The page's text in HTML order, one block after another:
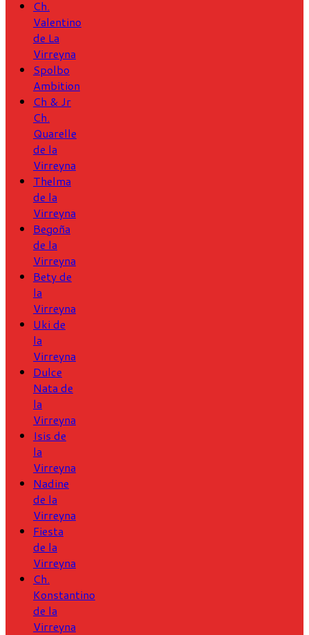
Ch.
Valentino
de La
Virreyna
Spolbo
Ambition
Ch & Jr
Ch.
Quarelle
de la
Virreyna
Thelma
de la
Virreyna
Begoña
de la
Virreyna
Bety de
la
Virreyna
Uki de
la
Virreyna
Dulce
Nata de
la
Virreyna
Isis de
la
Virreyna
Nadine
de la
Virreyna
Fiesta
de la
Virreyna
Ch.
Konstantino
de la
Virreyna